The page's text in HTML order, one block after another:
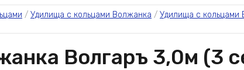
/ Удилища с кольцами Волжанка / Удилища с кольцами
Волгаръ 3,0м (3